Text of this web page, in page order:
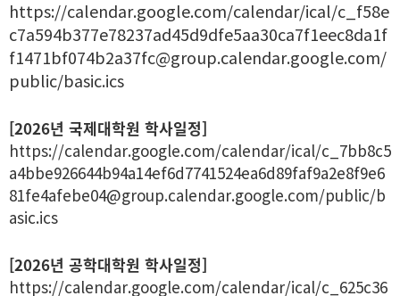
https://calendar.google.com/calendar/ical/c_f58e
c7a594b377e78237ad45d9dfe5aa30ca7f1eec8da1f
f1471bf074b2a37fc@group.calendar.google.com/
public/basic.ics
[2026년 국제대학원 학사일정]
https://calendar.google.com/calendar/ical/c_7bb8c5
a4bbe926644b94a14ef6d7741524ea6d89faf9a2e8f9e6
81fe4afebe04@group.calendar.google.com/public/b
asic.ics
[2026년 공학대학원 학사일정]
https://calendar.google.com/calendar/ical/c_625c36